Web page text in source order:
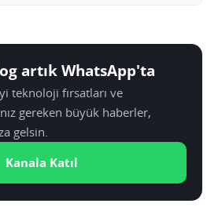
artık WhatsApp'ta
teknoloji fırsatları ve
gereken büyük haberler,
gelsin.
Kanala Katıl